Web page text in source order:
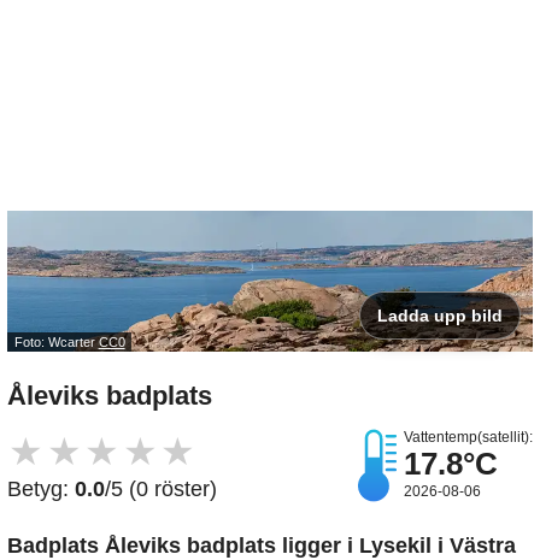
Foto: WcarterCC0
Ladda upp bild
Åleviks badplats
★ ★ ★ ★ ★
Betyg: 0.0/5 (0 röster)
Vattentemp(satellit):
17.8°C
2026-08-06
Badplats Åleviks badplats ligger i Lysekil i Västra